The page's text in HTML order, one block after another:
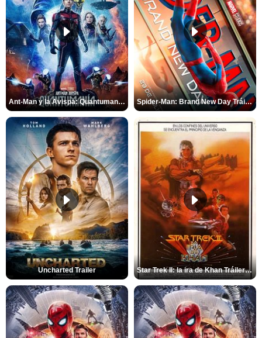
Ant-Man y la Avispa: Quantumanía Tráiler (2) Spider-Man: Brand New Day Tráiler (3)
Uncharted Trailer Star Trek II: la ira de Khan Tráiler VO